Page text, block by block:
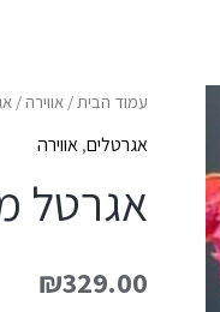
עמוד הבית/ אווירה /
אגרטלים,אווירה
אגרטל
₪329.00